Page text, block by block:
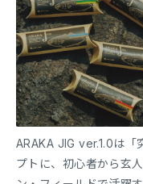
ARAKA JIG ver.1.0は「
プトに、初心者から玄